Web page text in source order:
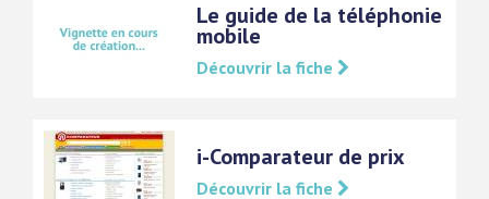
Le guide de la téléphonie
mobile
Découvrir la fiche
i-Comparateur de prix
Découvrir la fiche